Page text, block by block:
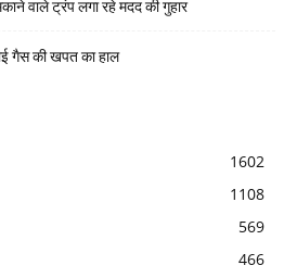
वाले ट्रंप लगा रहे मदद की गुहार
गैस की खपत का हाल
1602
1108
569
466